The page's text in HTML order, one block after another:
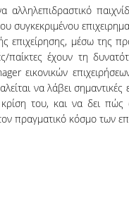
αλληλεπιδραστικό
συγκεκριμένου
επιχείρησης, μέσω της
έχουν τη
εικονικών
να λάβει σημαντικές
του, και να δει πώς
πραγματικό κόσμο των